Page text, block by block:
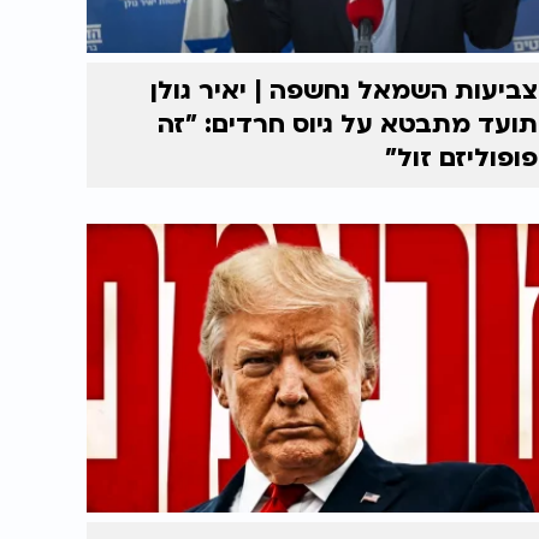
צביעות השמאל נחשפה | יאיר גולן
תועד מתבטא על גיוס חרדים: "זה
פופוליזם זול"